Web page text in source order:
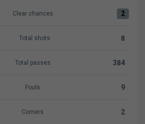
UD 1 versus FC Cartagena 2
Clear chances 2
UD 14 versus FC Cartagena 8
Total shots 8
UD 583 versus FC Cartagena 384
Total passes 384
versus FC Cartagena 9
Fouls 9
3 versus FC Cartagena 2
Corners 2